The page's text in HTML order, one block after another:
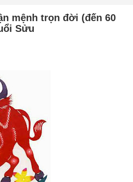
mệnh trọn đời (đến 60
Sửu